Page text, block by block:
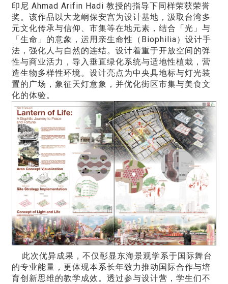
印尼 Ahmad Arifin Hadi 教授的指导下同样荣获荣誉
奖。该作品以大龙峒保安宫为设计基地，汲取台湾多
元文化传承与信仰、市集等在地元素，结合「光」与
「生命」的意象，运用亲生命性（Biophilia）设计手
法，强化人与自然的连结。设计着重于开放空间的弹
性与商业活力，导入垂直绿化系统与适地性植栽，营
造生物多样性环境。设计亮点为中央具地标与灯光装
置的广场，象征天灯意象，并优化街区市集与美食文
化的体验。
此次优异成果，不仅彰显东海景观学系于国际舞台
的专业能量，更体现本系长年致力推动国际合作与培
育创新思维的教学成效。透过参与设计营，学生们不